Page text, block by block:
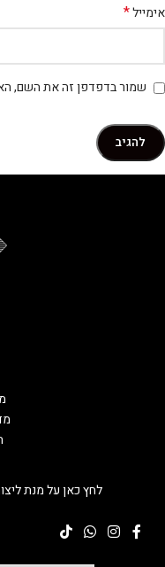
אימייל*
שמור בדפדפן זה את השם,
לחץ כאן על מנת